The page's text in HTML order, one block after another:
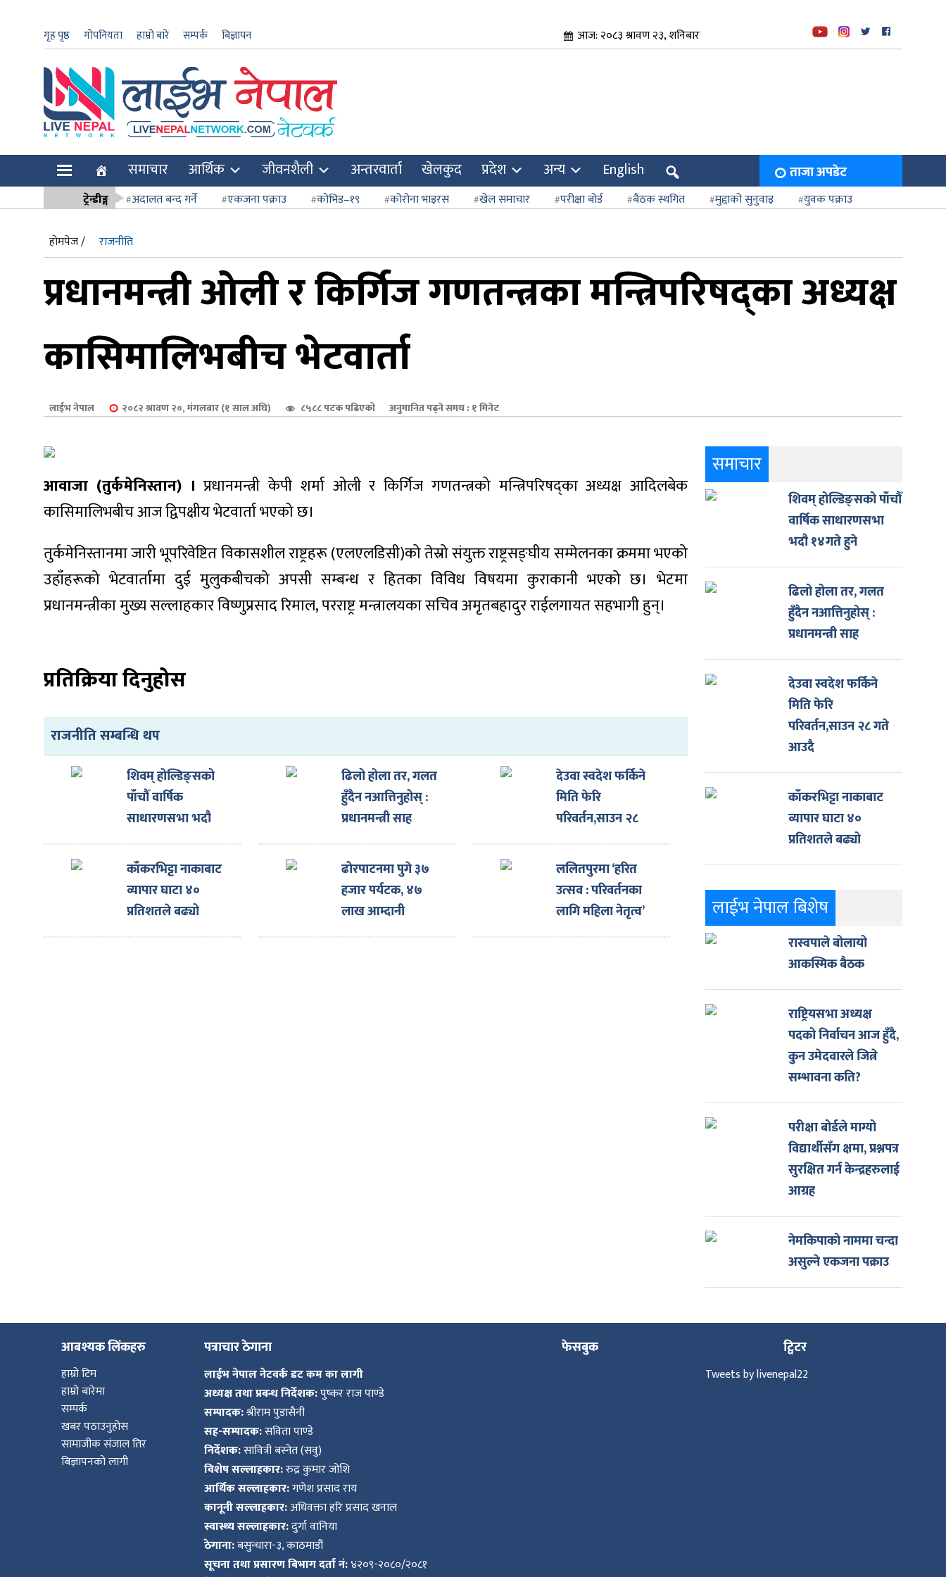
गृह पृष्ठ गोपनियता हाम्रो बारे सम्पर्क बिज्ञापन आज: २०८३ श्रावण २३, शनिबार
समाचार आर्थिक जीवनशैली अन्तरवार्ता खेलकुद प्रदेश अन्य English ताजा अपडेट
ट्रेन्डीङ्ग अदालत बन्द गर्ने एकजना पक्राउ कोभिड–१९ कोरोना भाइरस खेल समाचार परीक्षा बोर्ड बैठक स्थगित मुद्दाको सुनुवाइ
युवक पक्राउ
होमपेज /
राजनीति
प्रधानमन्त्री ओली र किर्गिज गणतन्त्रका मन्त्रिपरिषद्का अध्यक्ष
कासिमालिभबीच भेटवार्ता
लाईभ नेपाल २०८२ श्रावण २०, मंगलबार (१ साल अघि) ८५८८ पटक पढिएको अनुमानित पढ्ने समय : १ मिनेट
आवाजा (तुर्कमेनिस्तान) । प्रधानमन्त्री केपी शर्मा ओली र किर्गिज गणतन्त्रको मन्त्रिपरिषद्का अध्यक्ष आदिलबेक
कासिमालिभबीच आज द्विपक्षीय भेटवार्ता भएको छ।
तुर्कमेनिस्तानमा जारी भूपरिवेष्टित विकासशील राष्ट्रहरू (एलएलडिसी)को तेस्रो संयुक्त राष्ट्रसङ्घीय सम्मेलनका क्रममा भएको
उहाँहरूको भेटवार्तामा दुई मुलुकबीचको अपसी सम्बन्ध र हितका विविध विषयमा कुराकानी भएको छ। भेटमा
प्रधानमन्त्रीका मुख्य सल्लाहकार विष्णुप्रसाद रिमाल, परराष्ट्र मन्त्रालयका सचिव अमृतबहादुर राईलगायत सहभागी हुन्।
प्रतिक्रिया दिनुहोस
राजनीति सम्बन्धि थप
शिवम् होल्डिङ्सको
पाँचौँ वार्षिक
साधारणसभा भदौ
१४गते हुने
ढिलो होला तर, गलत
हुँदैन नआत्तिनुहोस् :
प्रधानमन्त्री साह
देउवा स्वदेश फर्किने
मिति फेरि
परिवर्तन,साउन २८
गते आउदै
काँकरभिट्टा नाकाबाट
व्यापार घाटा ४०
प्रतिशतले बढ्यो
ढोरपाटनमा पुगे ३७
हजार पर्यटक, ४७
लाख आम्दानी
ललितपुरमा ‘हरित
उत्सव : परिवर्तनका
लागि महिला नेतृत्व’
अभियान
समाचार
शिवम् होल्डिङ्सको पाँचौँ
वार्षिक साधारणसभा
भदौ १४गते हुने
ढिलो होला तर, गलत
हुँदैन नआत्तिनुहोस् :
प्रधानमन्त्री साह
देउवा स्वदेश फर्किने
मिति फेरि
परिवर्तन,साउन २८ गते
आउदै
काँकरभिट्टा नाकाबाट
व्यापार घाटा ४०
प्रतिशतले बढ्यो
लाईभ नेपाल बिशेष
रास्वपाले बोलायो
आकस्मिक बैठक
राष्ट्रियसभा अध्यक्ष
पदको निर्वाचन आज हुँदै,
कुन उमेदवारले जित्ने
सम्भावना कति?
परीक्षा बोर्डले माग्यो
विद्यार्थीसँग क्षमा, प्रश्नपत्र
सुरक्षित गर्न केन्द्रहरुलाई
आग्रह
नेमकिपाको नाममा चन्दा
असुल्ने एकजना पक्राउ
आबश्यक लिंकहरु
हाम्रो टिम
हाम्रो बारेमा
सम्पर्क
खबर पठाउनुहोस
सामाजीक संजाल तिर
बिज्ञापनको लागी
पत्राचार ठेगाना
लाईभ नेपाल नेटवर्क डट कम का लागी
अध्यक्ष तथा प्रबन्ध निर्देशक:पुष्कर राज पाण्डे
सम्पादक:श्रीराम पुडासैनी
सह-सम्पादक:सविता पाण्डे
निर्देशक:सावित्री बस्नेत (सवु)
विशेष सल्लाहकार:रुद्र कुमार जोशि
आर्थिक सल्लाहकार:गणेश प्रसाद राय
कानूनी सल्लाहकार:अधिवक्ता हरि प्रसाद खनाल
स्वास्थ्य सल्लाहकार:दुर्गा वानिया
ठेगाना:बसुन्धारा-३, काठमाडौं
सूचना तथा प्रसारण बिभाग दर्ता नं:४२०९-२०८०/२०८१
फेसबुक ट्विटर
Tweets by livenepal22